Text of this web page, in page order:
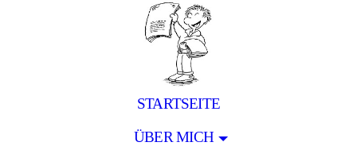
STARTSEITE
ÜBER MICH